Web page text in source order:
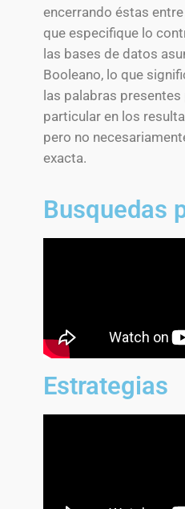
encerrando éstas
que especifique lo
las bases de datos
Booleano, lo que
las palabras
particular en los
pero no
exacta.
Busquedas
Estrategias